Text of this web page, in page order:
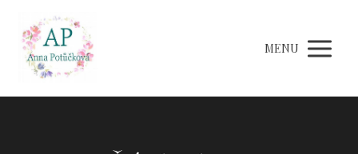
MENU